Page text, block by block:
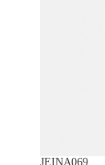
JEINA069